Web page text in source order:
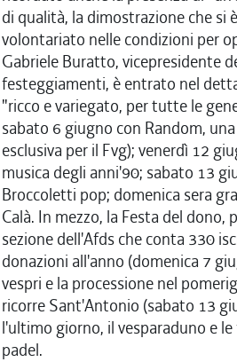
di qualità, la dimostrazione che si
volontariato nelle condizioni per
Gabriele Buratto, vicepresidente
festeggiamenti, è entrato nel
"ricco e variegato, per tutte le
sabato 6 giugno con Random,
esclusiva per il Fvg); venerdì 12
musica degli anni'90; sabato 13
Broccoletti pop; domenica sera
Calà. In mezzo, la Festa del dono,
sezione dell'Afds che conta 330
donazioni all'anno (domenica 7
vespri e la processione nel
ricorre Sant'Antonio (sabato 13
l'ultimo giorno, il vesparaduno e
padel.